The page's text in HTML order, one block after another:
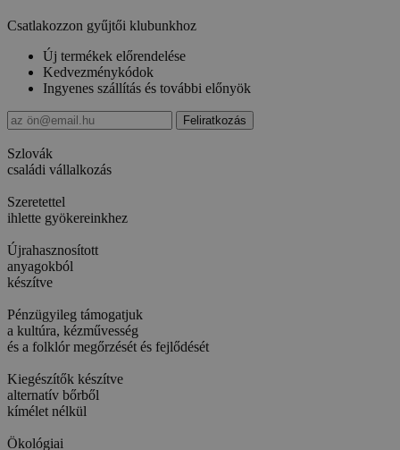
Csatlakozzon gyűjtői klubunkhoz
Új termékek előrendelése
Kedvezménykódok
Ingyenes szállítás és további előnyök
Szlovák
családi vállalkozás
Szeretettel
ihlette gyökereinkhez
Újrahasznosított
anyagokból
készítve
Pénzügyileg támogatjuk
a kultúra, kézművesség
és a folklór megőrzését és fejlődését
Kiegészítők készítve
alternatív bőrből
kímélet nélkül
Ökológiai